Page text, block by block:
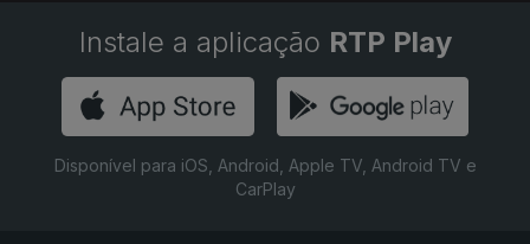
Instale a aplicação RTP Play
Disponível para iOS, Android, Apple TV, Android TV e
CarPlay